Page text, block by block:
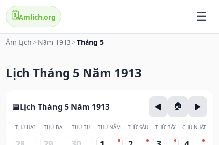
🗓️Amlich.org
Âm Lịch > Năm 1913 >Tháng 5
Lịch Tháng 5 Năm 1913
Lịch Tháng 5 Năm 1913
THỨ HAI THỨ BA THỨ TƯ THỨ NĂM THỨ SÁU THỨ BẢY CHỦ NHẬT